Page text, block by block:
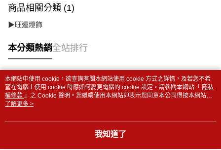
商品相關分類 (1)
▶旺運燈飾
本分類熱銷全站排行
熱門標籤
本網站中使用 cookie，欲查詢有關本網站使用 cookie 方式之詳情，及若您不希
望在電腦上使用 cookie 時應如何變更電腦的 cookie 設定，請參閱本網站「 隱私
權條款 」之 Cookie 聲明。您繼續使用本網站即表示您同意本公司得按本網站使
用條款之 Cookie 聲明使用 cookie。
了解更多 >
我知道了